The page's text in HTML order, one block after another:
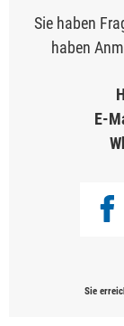
Sie haben
haben
E-
Sie